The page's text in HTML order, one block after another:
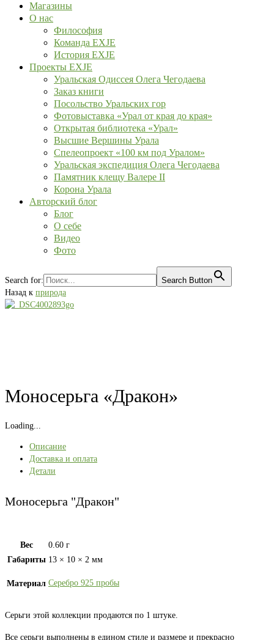
Магазины
О нас
Философия
Команда EXJE
История EXJE
Проекты EXJE
Уральская Одиссея Олега Чегодаева
Заказ книги
Посольство Уральских гор
Фотовыставка «Урал от края до края»
Открытая библиотека «Урал»
Высшие Вершины Урала
Спелеопроект «100 км под Уралом»
Уральская экспедиция Олега Чегодаева
Памятник клещу Валере II
Корона Урала
Авторский блог
Блог
О себе
Видео
Фото
Search for:
Search Button
Назад к природа
Моносерьга «Дракон»
Loading...
Описание
Доставка и оплата
Детали
Моносерьга "Дракон"
Вес
0.60 г
Габариты 13 × 10 × 2 мм
Материал Серебро 925 пробы
Серьги этой коллекции продаются по 1 штуке.
Все серьги выполнены в едином стиле и размере и прекрасно